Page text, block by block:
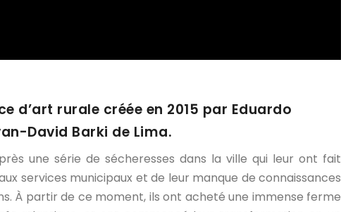
d’art rurale créée en 2015 par Eduardo
David Barki de Lima.
une série de sécheresses dans la ville qui leur ont fait
services municipaux et de leur manque de connaissances
À partir de ce moment, ils ont acheté une immense ferme